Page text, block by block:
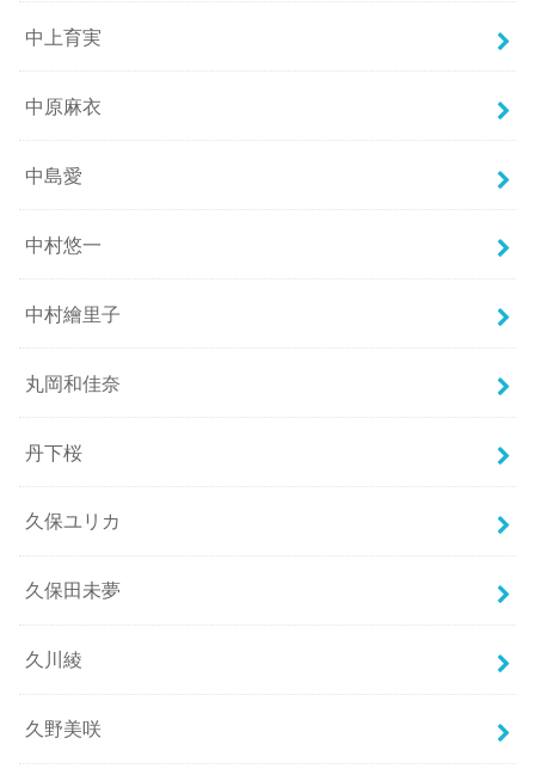
中上育実
中原麻衣
中島愛
中村悠一
中村繪里子
丸岡和佳奈
丹下桜
久保ユリカ
久保田未夢
久川綾
久野美咲